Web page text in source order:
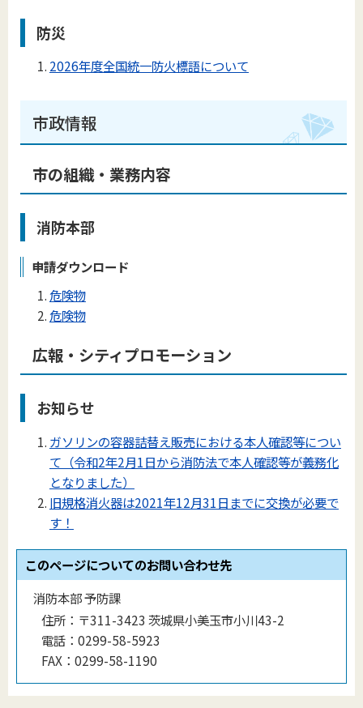
防災
2026年度全国統一防火標語について
市政情報
市の組織・業務内容
消防本部
申請ダウンロード
危険物
危険物
広報・シティプロモーション
お知らせ
ガソリンの容器詰替え販売における本人確認等につい
て（令和2年2月1日から消防法で本人確認等が義務化
となりました）
旧規格消火器は2021年12月31日までに交換が必要で
す！
このページについてのお問い合わせ先
消防本部 予防課
住所： 〒311-3423 茨城県小美玉市小川43-2
電話： 0299-58-5923
FAX： 0299-58-1190